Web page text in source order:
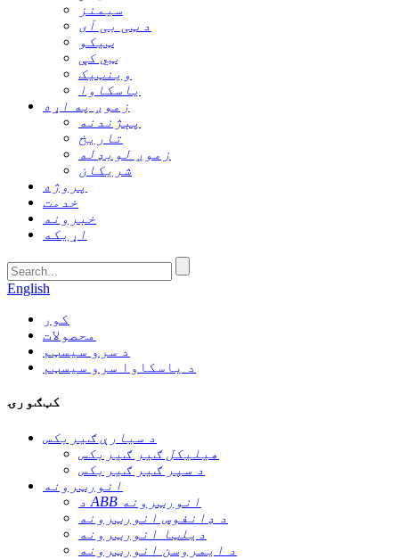
سیمنز
د ټی بی آی
ټیکو
ټي کې
وینټیک
یاسکاوا
زموږ په اړه
پېژندنه
تاریخ
زموږ لوبډله
شریکان
پروژه
خدمت
خبرونه
اړیکه
English
کور
محصولات
د سرو سیسټم
د یاسکاوا سرو سیسټم
کټګورۍ
د سیارې ګیربکس
هیلیکل ګیر ګیربکس
د سپر ګیر ګیربکس
انورټرونه
د ABB انورټرونه
د ډانفوس انورټرونه
دیلټا انورټرونه
د ایمروسن انورټرونه